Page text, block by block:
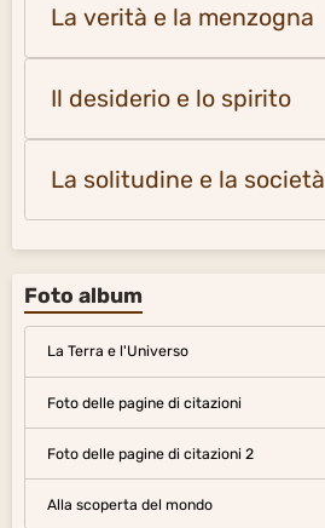
La verità e la menzogna
Il desiderio e lo spirito
La solitudine e la società
Foto album
La Terra e l'Universo
Foto delle pagine di citazioni
Foto delle pagine di citazioni 2
Alla scoperta del mondo